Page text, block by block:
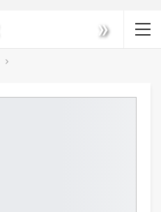
»